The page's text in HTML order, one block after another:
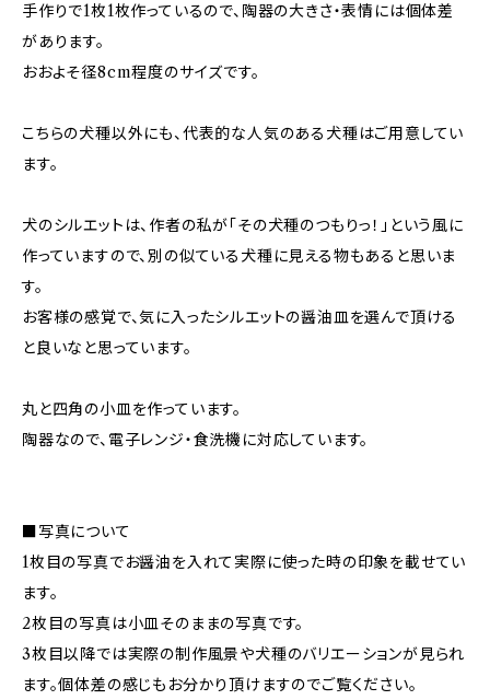
手作りで1枚1枚作っているので、陶器の大きさ・表情には個体差
があります。
おおよそ径8cm程度のサイズです。
こちらの犬種以外にも、代表的な人気のある犬種はご用意してい
ます。
犬のシルエットは、作者の私が「その犬種のつもりっ！」という風に
作っていますので、別の似ている犬種に見える物もあると思いま
す。
お客様の感覚で、気に入ったシルエットの醤油皿を選んで頂ける
と良いなと思っています。
丸と四角の小皿を作っています。
陶器なので、電子レンジ・食洗機に対応しています。
■写真について
1枚目の写真でお醤油を入れて実際に使った時の印象を載せてい
ます。
2枚目の写真は小皿そのままの写真です。
3枚目以降では実際の制作風景や犬種のバリエーションが見られ
ます。個体差の感じもお分かり頂けますのでご覧ください。